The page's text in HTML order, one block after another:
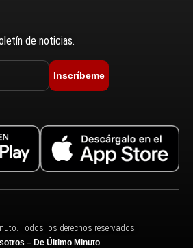
de noticias.
Inscríbeme
Todos los derechos reservados.
– De Último Minuto